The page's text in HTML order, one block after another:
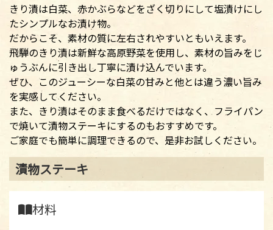
きり漬は白菜、赤かぶらなどをざく切りにして塩漬けにし
たシンプルなお漬け物。
だからこそ、素材の質に左右されやすいともいえます。
飛騨のきり漬は新鮮な高原野菜を使用し、素材の旨みをじ
ゅうぶんに引き出し丁寧に漬け込んでいます。
ぜひ、このジューシーな白菜の甘みと他とは違う濃い旨み
を実感してください。
また、きり漬はそのまま食べるだけではなく、フライパン
で焼いて漬物ステーキにするのもおすすめです。
ご家庭でも簡単に調理できるので、是非お試しください。
漬物ステーキ
材料